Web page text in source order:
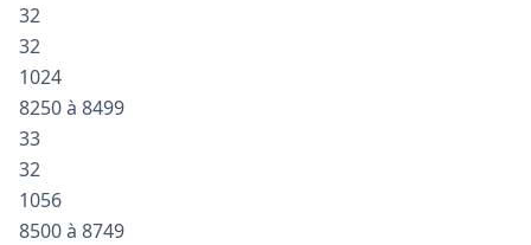
32
32
1024
8250 à 8499
33
32
1056
8500 à 8749